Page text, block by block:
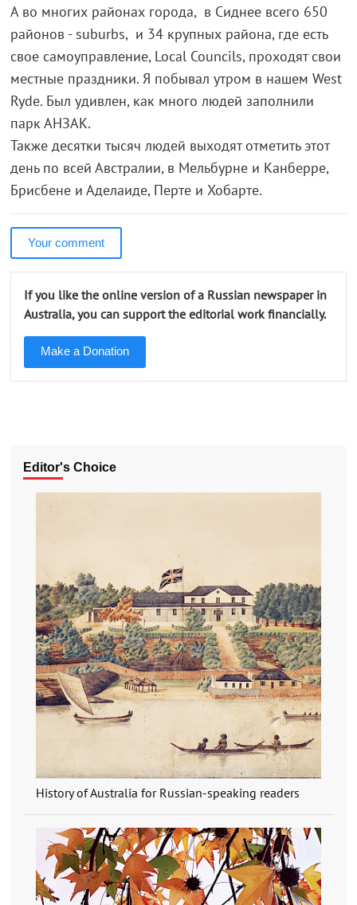
А во многих районах города, в Сиднее всего 650
районов - suburbs, и 34 крупных района, где есть
свое самоуправление, Local Councils, проходят свои
местные праздники. Я побывал утром в нашем West
Ryde. Был удивлен, как много людей заполнили
парк АНЗАК.
Также десятки тысяч людей выходят отметить этот
день по всей Австралии, в Мельбурне и Канберре,
Брисбене и Аделаиде, Перте и Хобарте.
Your comment
If you like the online version of a Russian newspaper in
Australia, you can support the editorial work financially.
Make a Donation
Editor's Choice
History of Australia for Russian-speaking readers